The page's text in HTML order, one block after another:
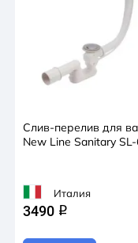
Слив-перелив для
New Line Sanitary
Италия
3490 q